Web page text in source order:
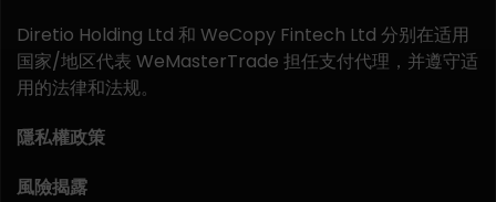
Diretio Holding Ltd 和 WeCopy Fintech Ltd 分别在适用
国家/地区代表 WeMasterTrade 担任支付代理，并遵守适
用的法律和法规。
隱私權政策
風險揭露